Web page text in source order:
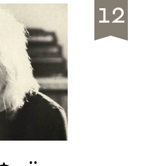
12